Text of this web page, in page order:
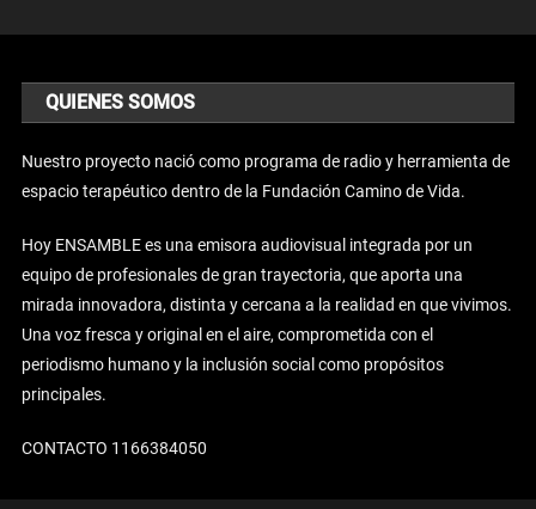
QUIENES SOMOS
Nuestro proyecto nació como programa de radio y herramienta de
espacio terapéutico dentro de la Fundación Camino de Vida.
Hoy ENSAMBLE es una emisora audiovisual integrada por un
equipo de profesionales de gran trayectoria, que aporta una
mirada innovadora, distinta y cercana a la realidad en que vivimos.
Una voz fresca y original en el aire, comprometida con el
periodismo humano y la inclusión social como propósitos
principales.
CONTACTO 1166384050